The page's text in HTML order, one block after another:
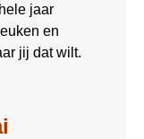
jaar
en
jij dat wilt.